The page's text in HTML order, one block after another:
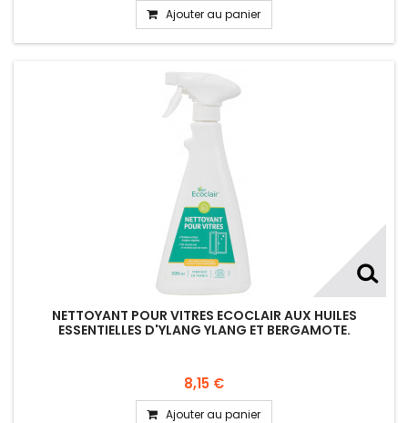
Ajouter au panier
NETTOYANT POUR VITRES ECOCLAIR AUX HUILES
ESSENTIELLES D'YLANG YLANG ET BERGAMOTE.
8,15 €
Ajouter au panier